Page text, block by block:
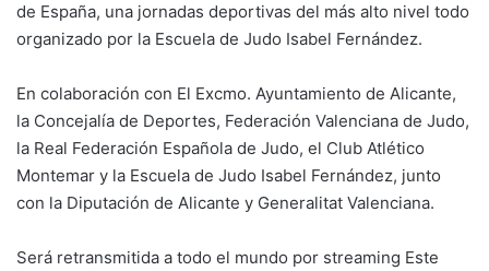
de España, una jornadas deportivas del más alto nivel todo
organizado por la Escuela de Judo Isabel Fernández.
En colaboración con El Excmo. Ayuntamiento de Alicante,
la Concejalía de Deportes, Federación Valenciana de Judo,
la Real Federación Española de Judo, el Club Atlético
Montemar y la Escuela de Judo Isabel Fernández, junto
con la Diputación de Alicante y Generalitat Valenciana.
Será retransmitida a todo el mundo por streaming Este